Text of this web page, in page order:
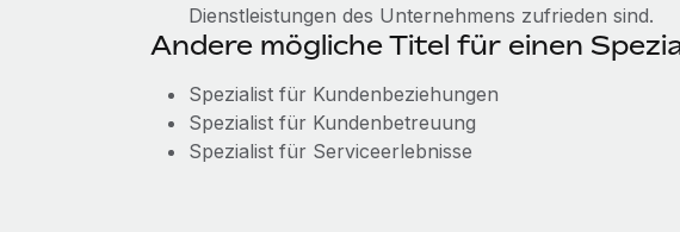
Dienstleistungen des Unternehmens zufrieden sind.
Andere mögliche Titel für einen
Spezialist für Kundenbeziehungen
Spezialist für Kundenbetreuung
Spezialist für Serviceerlebnisse